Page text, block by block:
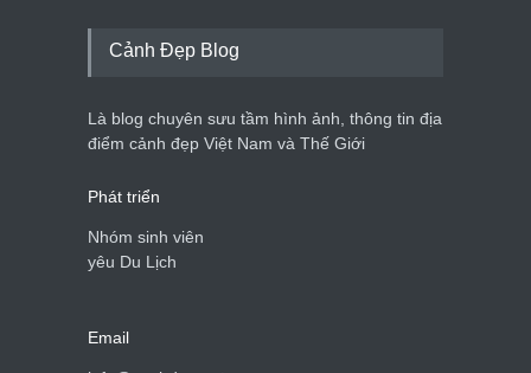
Cảnh Đẹp Blog
Là blog chuyên sưu tầm hình ảnh, thông tin địa
điểm cảnh đẹp Việt Nam và Thế Giới
Phát triển
Nhóm sinh viên
yêu Du Lịch
Email